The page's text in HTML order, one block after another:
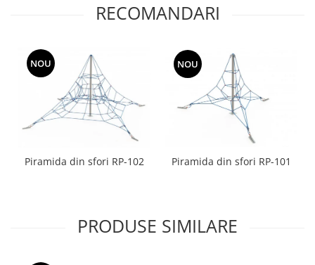
RECOMANDARI
NOU
Piramida din sfori RP-102
NOU
Piramida din sfori RP-101
PRODUSE SIMILARE